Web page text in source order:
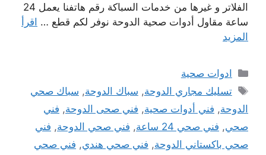
الفلاتر و غيرها من خدمات السباكة رقم هاتفنا يعمل 24
ساعة مقاول أدوات صحية الدوحة نوفر لكم قطع … اقرأ
المزيد
التصنيفات
ادوات صحية
الوسوم
تسليك مجاري الدوحة, سباك الدوحة, سباك صحي
الدوحة, فني أدوات صحية, فني صحى الدوحة, فني
صحي, فني صحي 24 ساعة , فني صحي الدوحة, فني
صحي باكستاني الدوحة, فني صحي هندي, فني صحي